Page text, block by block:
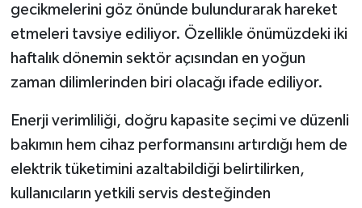
gecikmelerini göz önünde bulundurarak hareket
etmeleri tavsiye ediliyor. Özellikle önümüzdeki iki
haftalık dönemin sektör açısından en yoğun
zaman dilimlerinden biri olacağı ifade ediliyor.
Enerji verimliliği, doğru kapasite seçimi ve düzenli
bakımın hem cihaz performansını artırdığı hem de
elektrik tüketimini azaltabildiği belirtilirken,
kullanıcıların yetkili servis desteğinden